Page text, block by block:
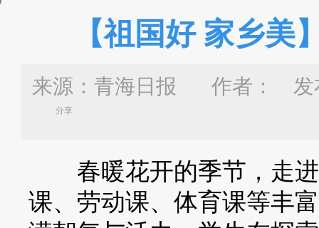
【祖国好 家乡美
来源：青海日报 作者： 发
分享
春暖花开的季节，走进
课、劳动课、体育课等丰